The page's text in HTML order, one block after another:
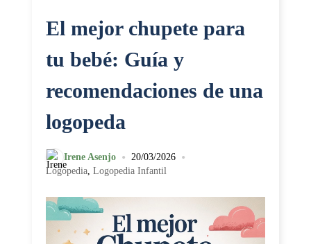
El mejor chupete para
tu bebé: Guía y
recomendaciones de una
logopeda
Irene Asenjo • 20/03/2026 •
Logopedia, Logopedia Infantil